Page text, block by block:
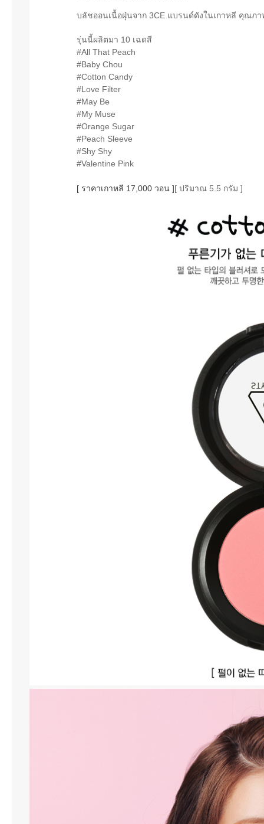
บลัชออนเนื้อฝุ่นจาก 3CE แบรนด์ดังในเกาหลี คุณภ
รุ่นนี้ผลิตมา 10 เฉดสี
#All That Peach
#Baby Chou
#Cotton Candy
#Love Filter
#May Be
#My Muse
#Orange Sugar
#Peach Sleeve
#Shy Shy
#Valentine Pink
[ ราคาเกาหลี 17,000 วอน ][ ปริมาณ 5.5 กรัม ]